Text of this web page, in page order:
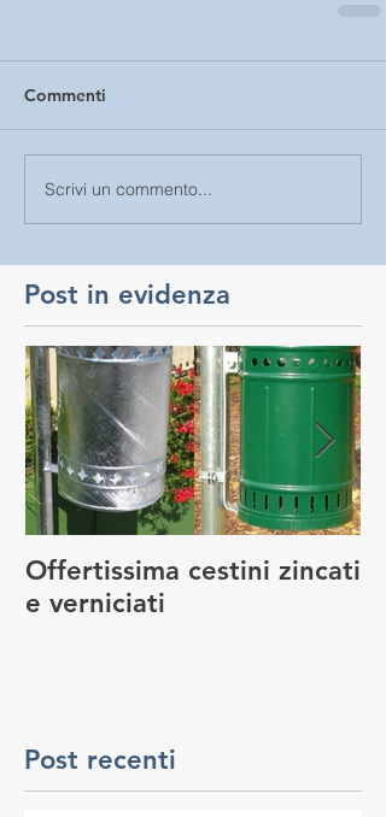
Commenti
Scrivi un commento...
Post in evidenza
Offertissima cestini zincati
e verniciati
Post recenti